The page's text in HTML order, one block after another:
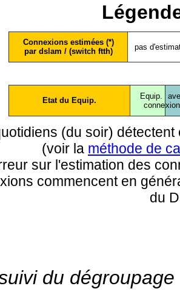
Connexions estimées (*)
par dslam / (switch ftth)
pas
Etat du Equip.
Equip.
conne
(du soir)
(voir la méthode de
sur l'estimation des
commencent en
du
du